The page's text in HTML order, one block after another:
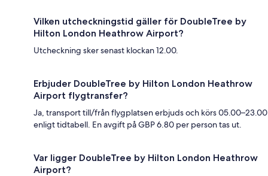
Vilken utcheckningstid gäller för DoubleTree by
Hilton London Heathrow Airport?
Utcheckning sker senast klockan 12.00.
Erbjuder DoubleTree by Hilton London Heathrow
Airport flygtransfer?
Ja, transport till/från flygplatsen erbjuds och körs 05.00–23.00
enligt tidtabell. En avgift på GBP 6.80 per person tas ut.
Var ligger DoubleTree by Hilton London Heathrow
Airport?